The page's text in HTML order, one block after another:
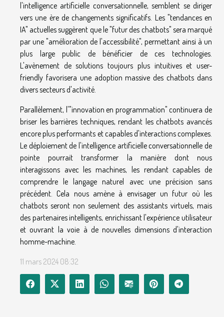
l'intelligence artificielle conversationnelle, semblent se diriger
vers une ère de changements significatifs. Les "tendances en
IA" actuelles suggèrent que le "futur des chatbots" sera marqué
par une "amélioration de l'accessibilité", permettant ainsi à un
plus large public de bénéficier de ces technologies.
L'avènement de solutions toujours plus intuitives et user-
friendly favorisera une adoption massive des chatbots dans
divers secteurs d'activité.
Parallèlement, l'"innovation en programmation" continuera de
briser les barrières techniques, rendant les chatbots avancés
encore plus performants et capables d'interactions complexes.
Le déploiement de l'intelligence artificielle conversationnelle de
pointe pourrait transformer la manière dont nous
interagissons avec les machines, les rendant capables de
comprendre le langage naturel avec une précision sans
précédent. Cela nous amène à envisager un futur où les
chatbots seront non seulement des assistants virtuels, mais
des partenaires intelligents, enrichissant l'expérience utilisateur
et ouvrant la voie à de nouvelles dimensions d'interaction
homme-machine.
11 mars 2024 08:32